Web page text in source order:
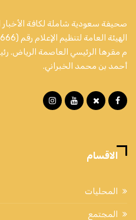
صحيفة سعودية شاملة لكافة
م مقرها الرئيسي العاصمة الرياض.
أحمد بن محمد الخبراني.
الاقسام
المحليات
المجتمع